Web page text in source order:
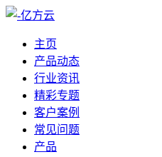
主页
产品动态
行业资讯
精彩专题
客户案例
常见问题
产品